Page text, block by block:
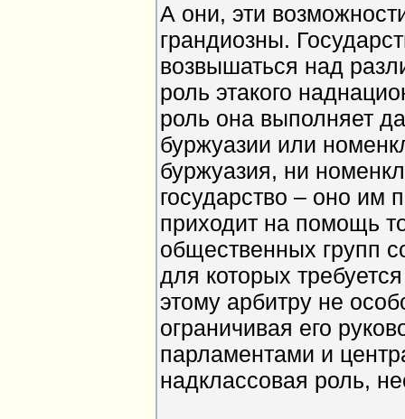
А они, эти
грандиозны.
возвышаться над
роль этакого
роль она выполняет
буржуазии или
буржуазия, ни
государство – оно им
приходит на помощь
общественных групп
для которых
этому арбитру не
ограничивая его
парламентами и
надклассовая роль,